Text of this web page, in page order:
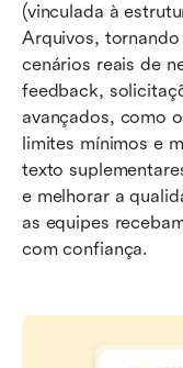
(vinculada à
Arquivos,
cenários reais de
feedback,
avançados, como
limites mínimos e
texto
e melhorar a
as equipes
com confiança.